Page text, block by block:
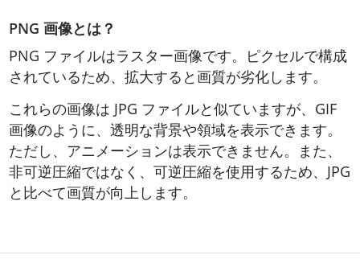
PNG 画像とは？
PNG ファイルはラスター画像です。ピクセルで構成
されているため、拡大すると画質が劣化します。
これらの画像は JPG ファイルと似ていますが、GIF
画像のように、透明な背景や領域を表示できます。
ただし、アニメーションは表示できません。また、
非可逆圧縮ではなく、可逆圧縮を使用するため、JPG
と比べて画質が向上します。